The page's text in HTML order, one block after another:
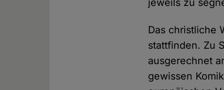
jeweils zu
Das christliche
stattfinden. Zu
ausgerechnet
gewissen